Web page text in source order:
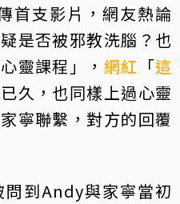
首支影片，網友熱論
是否被邪教洗腦？也
靈課程」， 網紅 「這
久，也同樣上過心靈
寧聯繫，對方的回覆
到Andy與家寧當初